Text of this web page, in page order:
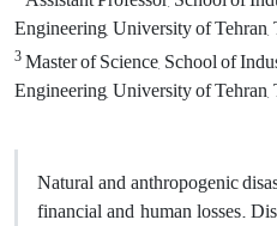
Engineering, University of Tehran,
3Master of Science, School of
Engineering, University of Tehran,
Natural and anthropogenic
financial and human losses.